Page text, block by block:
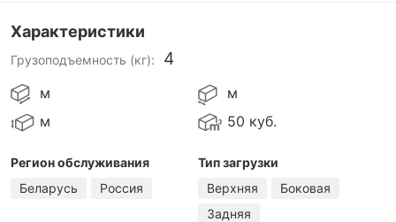
Характеристики
Грузоподъемность (кг): 4
м
м
м
50 куб.
Регион обслуживания
Беларусь
Россия
Тип загрузки
Верхняя
Боковая
Задняя